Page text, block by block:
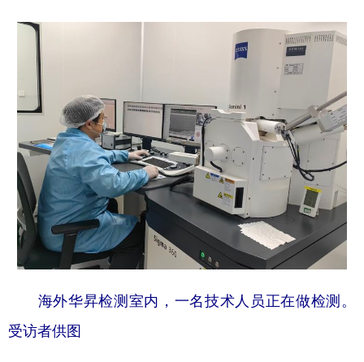
海外华昇检测室内，一名技术人员正在做检测。
受访者供图